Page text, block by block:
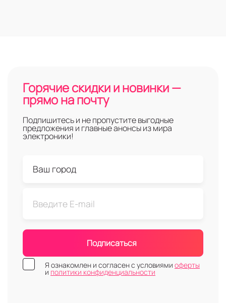
Горячие скидки и новинки —
прямо на почту
Подпишитесь и не пропустите выгодные
предложения и главные анонсы из мира
электроники!
Подписаться
Я ознакомлен и согласен с условиями оферты
и политики конфиденциальности